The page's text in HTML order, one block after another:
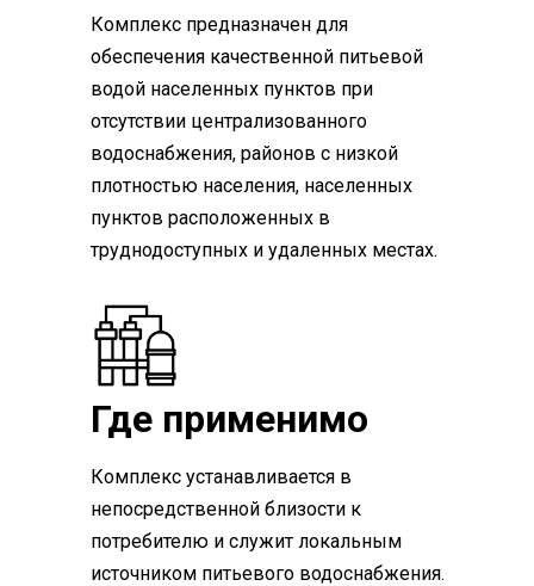
Комплекс предназначен для
обеспечения качественной питьевой
водой населенных пунктов при
отсутствии централизованного
водоснабжения, районов с низкой
плотностью населения, населенных
пунктов расположенных в
труднодоступных и удаленных местах.
Где применимо
Комплекс устанавливается в
непосредственной близости к
потребителю и служит локальным
источником питьевого водоснабжения.